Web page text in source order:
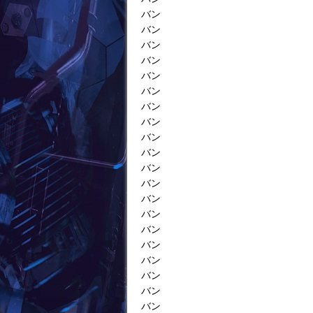
バン
バン
バン
バン
バン
バン
バン
バン
バン
バン
バン
バン
バン
バン
バン
バン
バン
バン
バン
バン